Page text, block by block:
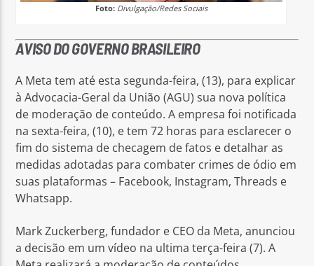
Foto: Divulgação/Redes Sociais
AVISO DO GOVERNO BRASILEIRO
A Meta tem até esta segunda-feira, (13), para explicar
à Advocacia-Geral da União (AGU) sua nova política
de moderação de conteúdo. A empresa foi notificada
na sexta-feira, (10), e tem 72 horas para esclarecer o
fim do sistema de checagem de fatos e detalhar as
medidas adotadas para combater crimes de ódio em
suas plataformas – Facebook, Instagram, Threads e
Whatsapp.
Mark Zuckerberg, fundador e CEO da Meta, anunciou
a decisão em um vídeo na ultima terça-feira (7). A